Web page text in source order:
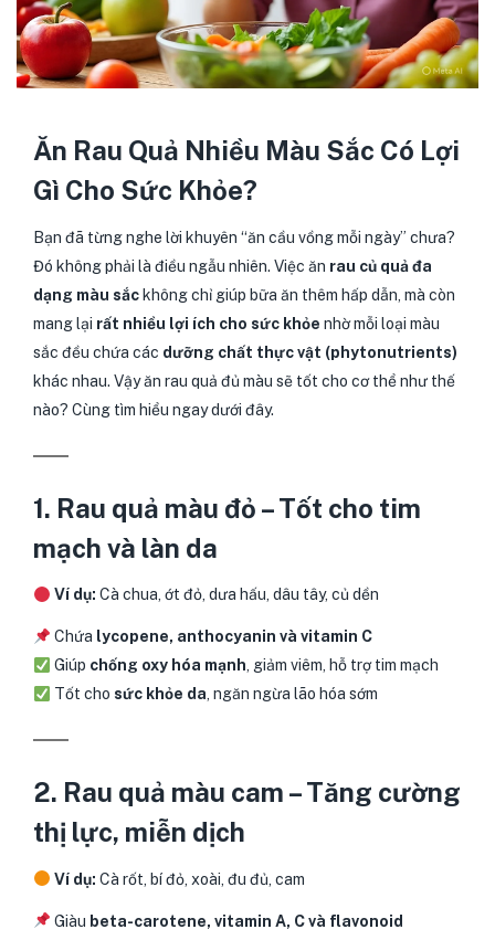
Ăn Rau Quả Nhiều Màu Sắc Có Lợi
Gì Cho Sức Khỏe?
Bạn đã từng nghe lời khuyên “ăn cầu vồng mỗi ngày” chưa?
Đó không phải là điều ngẫu nhiên. Việc ăn rau củ quả đa
dạng màu sắc không chỉ giúp bữa ăn thêm hấp dẫn, mà còn
mang lại rất nhiều lợi ích cho sức khỏe nhờ mỗi loại màu
sắc đều chứa các dưỡng chất thực vật (phytonutrients)
khác nhau. Vậy ăn rau quả đủ màu sẽ tốt cho cơ thể như thế
nào? Cùng tìm hiểu ngay dưới đây.
1. Rau quả màu đỏ – Tốt cho tim
mạch và làn da
Ví dụ: Cà chua, ớt đỏ, dưa hấu, dâu tây, củ dền
Chứa lycopene, anthocyanin và vitamin C
Giúp chống oxy hóa mạnh , giảm viêm, hỗ trợ tim mạch
Tốt cho sức khỏe da , ngăn ngừa lão hóa sớm
2. Rau quả màu cam – Tăng cường
thị lực, miễn dịch
Ví dụ: Cà rốt, bí đỏ, xoài, đu đủ, cam
Giàu beta-carotene, vitamin A, C và flavonoid